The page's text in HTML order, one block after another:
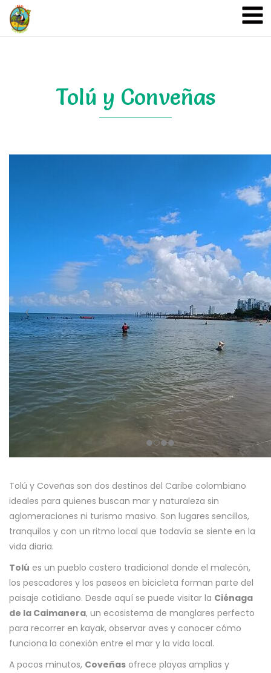
Tolú y Conveñas
Tolú y Coveñas son dos destinos del Caribe colombiano
ideales para quienes buscan mar y naturaleza sin
aglomeraciones ni turismo masivo. Son lugares sencillos,
tranquilos y con un ritmo local que todavía se siente en la
vida diaria.
Tolú es un pueblo costero tradicional donde el malecón,
los pescadores y los paseos en bicicleta forman parte del
paisaje cotidiano. Desde aquí se puede visitar la Ciénaga
de la Caimanera, un ecosistema de manglares perfecto
para recorrer en kayak, observar aves y conocer cómo
funciona la conexión entre el mar y la vida local.
A pocos minutos, Coveñas ofrece playas amplias y